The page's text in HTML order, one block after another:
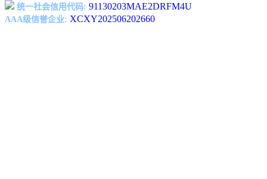
统一社会信用代码: 91130203MAE2DRFM4U
AAA级信誉企业: XCXY202506202660